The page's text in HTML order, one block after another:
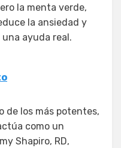
la menta verde,
la ansiedad y
ayuda real.
de los más potentes,
como un
Shapiro, RD,